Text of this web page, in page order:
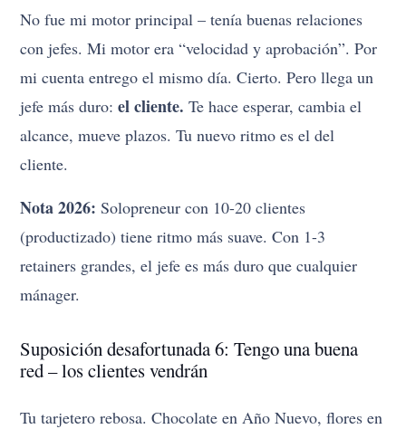
No fue mi motor principal – tenía buenas relaciones
con jefes. Mi motor era “velocidad y aprobación”. Por
mi cuenta entrego el mismo día. Cierto. Pero llega un
jefe más duro:el cliente. Te hace esperar, cambia el
alcance, mueve plazos. Tu nuevo ritmo es el del
cliente.
Nota 2026: Solopreneur con 10-20 clientes
(productizado) tiene ritmo más suave. Con 1-3
retainers grandes, el jefe es más duro que cualquier
mánager.
Suposición desafortunada 6: Tengo una buena
red – los clientes vendrán
Tu tarjetero rebosa. Chocolate en Año Nuevo, flores en